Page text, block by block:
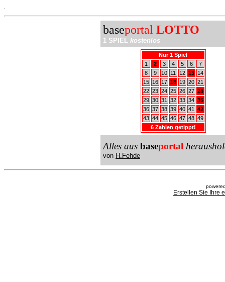
baseportal LOTTO
1 SPIEL kostenlos
Nur 1 Spiel
1
2 3 4 5 6
7
8
9 10 11 12 13
14
15
16 17 18 19 20 21
22 23 24 25 26 27 28
29 30 31 32 33 34 35
36 37 38 39 40 41
42
43 44 45 46 47 48 49
6 Zahlen getippt!
Alles aus baseportal
von H.Fehde
Erstellen Sie Ihre